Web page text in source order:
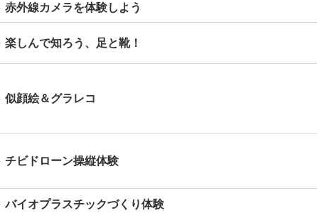
赤外線カメラを体験しよう
楽しんで知ろう、足と靴！
似顔絵＆グラレコ
チビドローン操縦体験
バイオプラスチックづくり体験